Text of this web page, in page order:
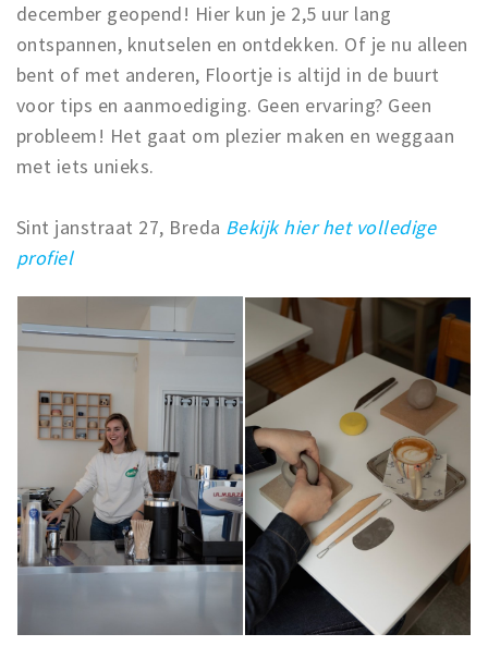
december geopend! Hier kun je 2,5 uur lang
ontspannen, knutselen en ontdekken. Of je nu alleen
bent of met anderen, Floortje is altijd in de buurt
voor tips en aanmoediging. Geen ervaring? Geen
probleem! Het gaat om plezier maken en weggaan
met iets unieks.
Sint janstraat 27, Breda Bekijk hier het volledige
profiel